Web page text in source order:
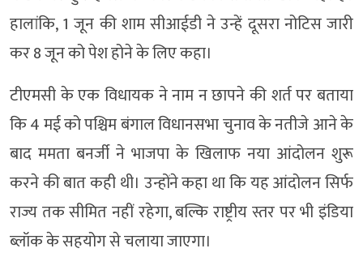
हालांकि, 1 जून की शाम सीआईडी ने उन्हें दूसरा नोटिस जारी
कर 8 जून को पेश होने के लिए कहा।
टीएमसी के एक विधायक ने नाम न छापने की शर्त पर बताया
कि 4 मई को पश्चिम बंगाल विधानसभा चुनाव के नतीजे आने के
बाद ममता बनर्जी ने भाजपा के खिलाफ नया आंदोलन शुरू
करने की बात कही थी। उन्होंने कहा था कि यह आंदोलन सिर्फ
राज्य तक सीमित नहीं रहेगा, बल्कि राष्ट्रीय स्तर पर भी इंडिया
ब्लॉक के सहयोग से चलाया जाएगा।